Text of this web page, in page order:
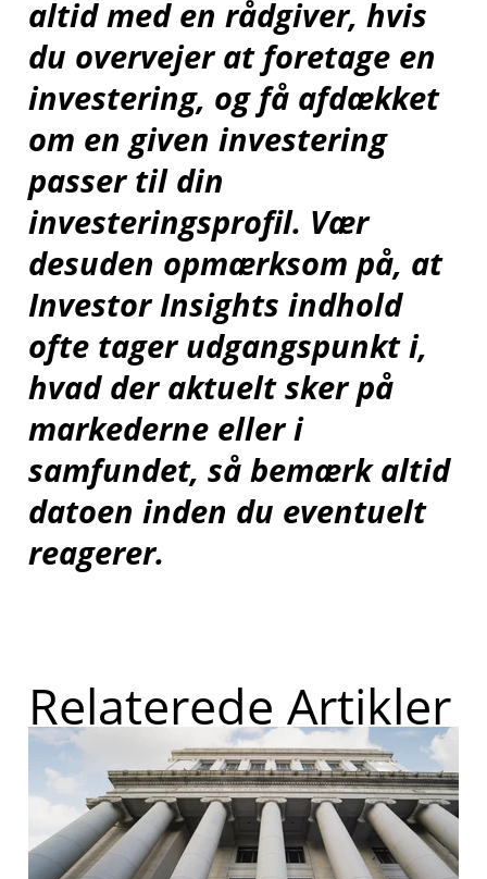
altid med en rådgiver, hvis
du overvejer at foretage en
investering, og få afdækket
om en given investering
passer til din
investeringsprofil. Vær
desuden opmærksom på, at
Investor Insights indhold
ofte tager udgangspunkt i,
hvad der aktuelt sker på
markederne eller i
samfundet, så bemærk altid
datoen inden du eventuelt
reagerer.
Relaterede Artikler